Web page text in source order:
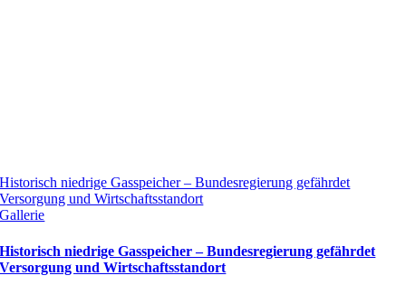
Historisch niedrige Gasspeicher – Bundesregierung gefährdet
Versorgung und Wirtschaftsstandort
Gallerie
Historisch niedrige Gasspeicher – Bundesregierung gefährdet
Versorgung und Wirtschaftsstandort